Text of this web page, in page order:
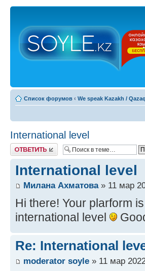
Список форумов ‹ We speak Kazakh /
International level
Ответить
International level
Милана Ахматова» 11 мар
Hi there! Your plarform
international level
Re: International
moderator soyle » 11 мар